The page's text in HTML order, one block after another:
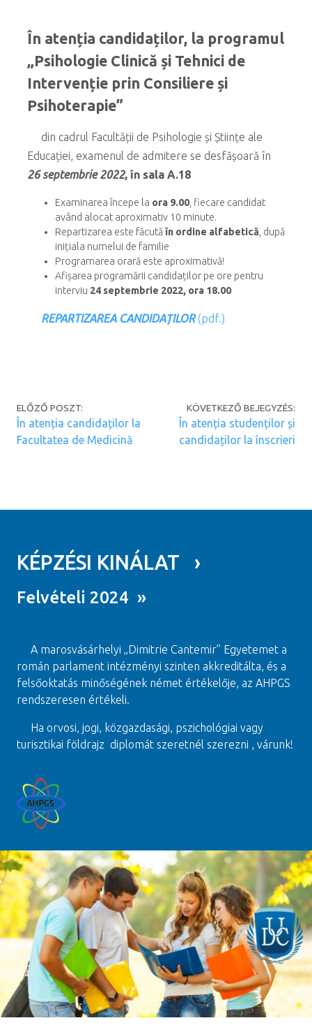
În atenția candidaților, la programul
„Psihologie Clinică și Tehnici de
Intervenție prin Consiliere și
Psihoterapie”
din cadrul Facultății de Psihologie și Științe ale
Educației, examenul de admitere se desfășoară în
26 septembrie 2022, în sala A.18
Examinarea începe la ora 9.00, fiecare candidat
având alocat aproximativ 10 minute.
Repartizarea este făcutăîn ordine alfabetică , după
inițiala numelui de familie
Programarea orară este aproximativă!
Afișarea programării candidaților pe ore pentru
interviu 24 septembrie 2022, ora 18.00
REPARTIZAREA CANDIDAȚILOR(pdf.)
Post navigation
ELŐZŐ POSZT:
În atenția candidaților la
Facultatea de Medicină
KÖVETKEZŐ BEJEGYZÉS:
În atenția studenților și
candidaților la înscrieri
KÉPZÉSI KINÁLAT ›
Felvételi 2024 »
A marosvásárhelyi „Dimitrie Cantemir” Egyetemet a
román parlament intézményi szinten akkreditálta, és a
felsőoktatás minőségének német értékelője, az AHPGS
rendszeresen értékeli.
Ha orvosi, jogi, közgazdasági, pszichológiai vagy
turisztikai földrajz diplomát szeretnél szerezni , várunk!